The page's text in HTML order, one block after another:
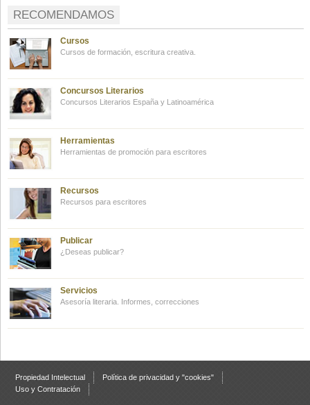
RECOMENDAMOS
Cursos
Cursos de formación, escritura creativa.
Concursos Literarios
Concursos Literarios España y Latinoamérica
Herramientas
Herramientas de promoción para escritores
Recursos
Recursos para escritores
Publicar
¿Deseas publicar?
Servicios
Asesoría literaria. Informes, correcciones
Propiedad Intelectual
Política de privacidad y "cookies"
Uso y Contratación